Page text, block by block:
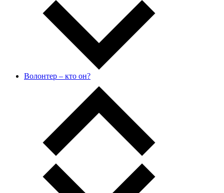
Волонтер – кто он?